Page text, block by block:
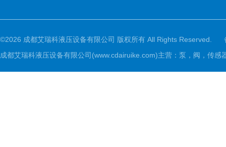
©2026 成都艾瑞科液压设备有限公司 版权所有 All Rights Reserved.
成都艾瑞科液压设备有限公司(www.cdairuike.com)主营：泵，阀，传